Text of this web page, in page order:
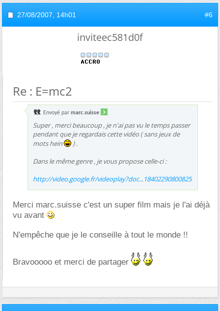
27/08/2007, 14h01 #6
inviteec581d0f
Re : E=mc2
Envoyé par marc.suisse
Super , merci beaucoup , je n'ai pas vu le temps passer
pendant que je regardais cette vidéo ( sans jeux de
mots hein
) .
Dans le même genre , je vous propose celle-ci :
http://video.google.fr/videoplay?doc...18402290800825
Merci marc.suisse c'est un super film mais je l'ai déjà
vu avant
N'empêche que je le conseille à tout le monde !!
Bravooooo et merci de partager